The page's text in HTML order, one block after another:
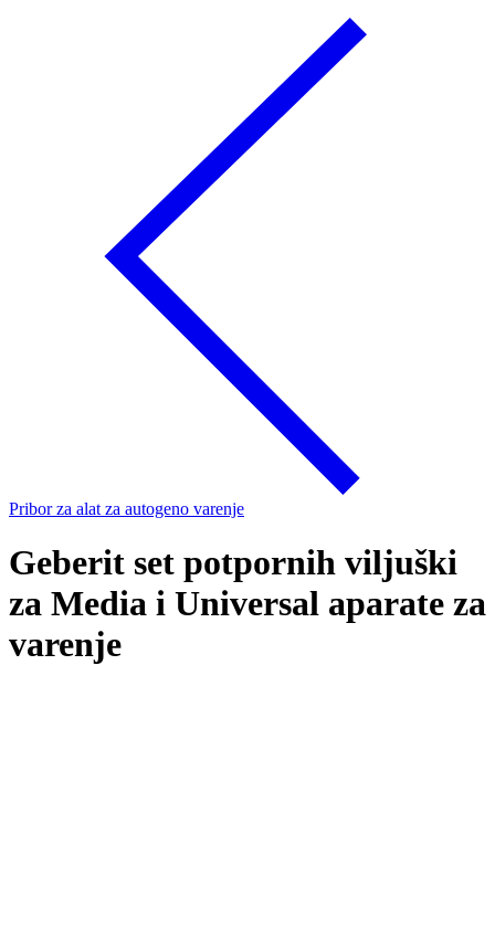
Pribor za alat za autogeno varenje
Geberit set potpornih viljuški
za Media i Universal aparate za
varenje